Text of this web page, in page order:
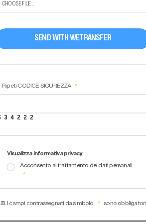
CHOOSE FILE...
SEND WITH WETRANSFER
Ripeti CODICE SICUREZZA
Visualizza informativa privacy
Acconsento al trattamento dei dati personali
I campi contrassegnati da simbolo sono obbligatori